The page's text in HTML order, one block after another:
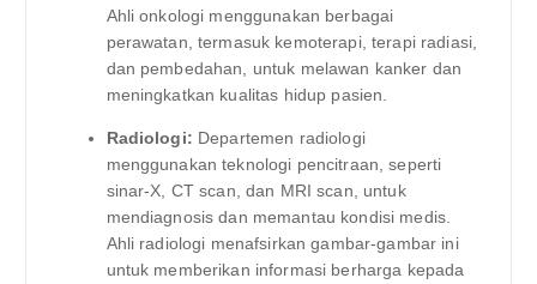
Ahli onkologi menggunakan berbagai
perawatan, termasuk kemoterapi, terapi radiasi,
dan pembedahan, untuk melawan kanker dan
meningkatkan kualitas hidup pasien.
Radiologi: Departemen radiologi
menggunakan teknologi pencitraan, seperti
sinar-X, CT scan, dan MRI scan, untuk
mendiagnosis dan memantau kondisi medis.
Ahli radiologi menafsirkan gambar-gambar ini
untuk memberikan informasi berharga kepada